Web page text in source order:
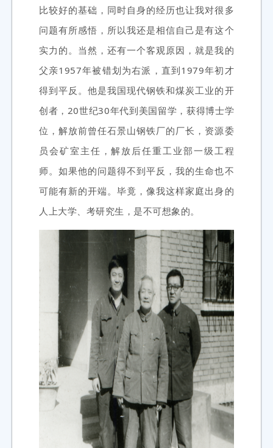
比较好的基础，同时自身的经历也让我对很多
问题有所感悟，所以我还是相信自己是有这个
实力的。当然，还有一个客观原因，就是我的
父亲1957年被错划为右派，直到1979年初才
得到平反。他是我国现代钢铁和煤炭工业的开
创者，20世纪30年代到美国留学，获得博士学
位，解放前曾任石景山钢铁厂的厂长，资源委
员会矿室主任，解放后任重工业部一级工程
师。如果他的问题得不到平反，我的生命也不
可能有新的开端。毕竟，像我这样家庭出身的
人上大学、考研究生，是不可想象的。